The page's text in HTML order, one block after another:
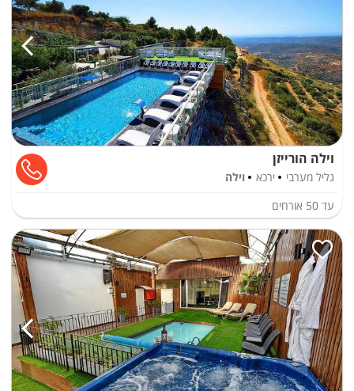
וילה הורייזן
גליל מערבי ירכא
וילה
עד 50 אורחים